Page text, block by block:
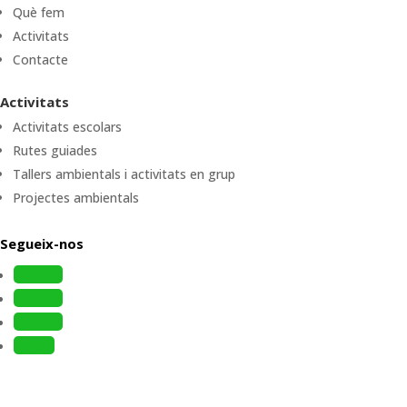
Què fem
Activitats
Contacte
Activitats
Activitats escolars
Rutes guiades
Tallers ambientals i activitats en grup
Projectes ambientals
Segueix-nos
Follow
Follow
Follow
Follow